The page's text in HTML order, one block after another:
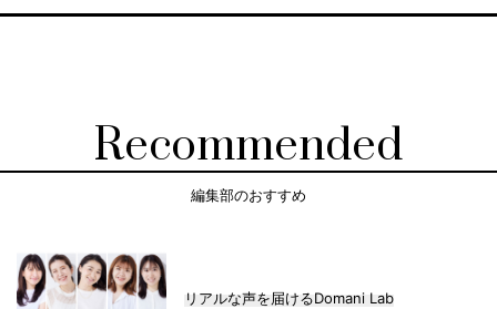
Recommended
編集部のおすすめ
リアルな声を届けるDomani Lab